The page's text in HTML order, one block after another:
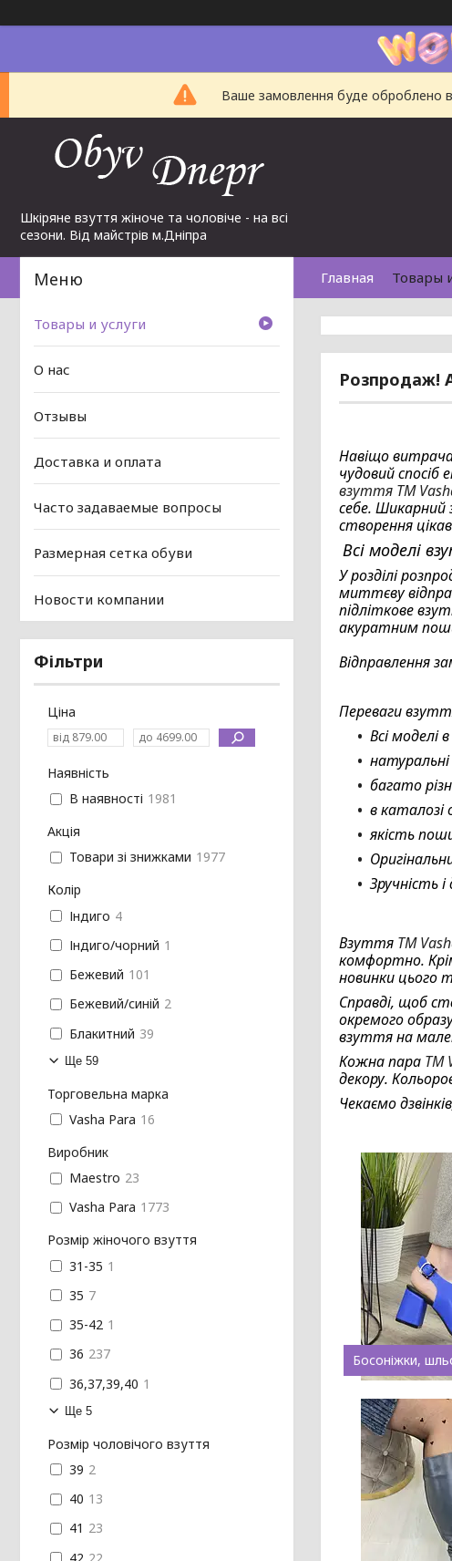
Ваше замовлення буде оброблено в
Шкіряне взуття жіноче та чоловіче - на всі
сезони. Від майстрів м.Дніпра
Главная Товары
Розпродаж!
Навіщо
чудовий спосіб
взуття TM
себе. Шикарний
створення
Всі моделі
У розділі
миттєву
підліткове
акуратним
Відправлення
Переваги
Всі моделі
багато
в каталозі
якість
Зручність і
Взуття TM
комфортно.
новинки цього
Справді, щоб
окремого
взуття на
Кожна пара TM
декору.
Чекаємо
Босоніжки,
Товары и услуги
О нас
Отзывы
Доставка и оплата
Часто задаваемые вопросы
Размерная сетка обуви
Новости компании
Фільтри
Ціна
Наявність
В наявності 1981
Акція
Товари зі знижками 1977
Колір
Індиго 4
Індиго/чорний 1
Бежевий 101
Бежевий/синій 2
Блакитний 39
Ще 59
Торговельна марка
Vasha Para 16
Виробник
Maestro 23
Vasha Para 1773
Розмір жіночого взуття
31-35 1
35 7
35-42 1
36 237
36,37,39,40 1
Ще 5
Розмір чоловічого взуття
39 2
40 13
41 23
42 22